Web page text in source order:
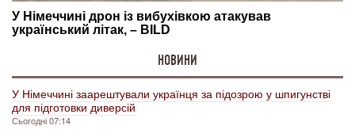
НОВИНИ
У Німеччині заарештували українця за підозрою у шпигунстві
для підготовки диверсій
Сьогодні 07:14